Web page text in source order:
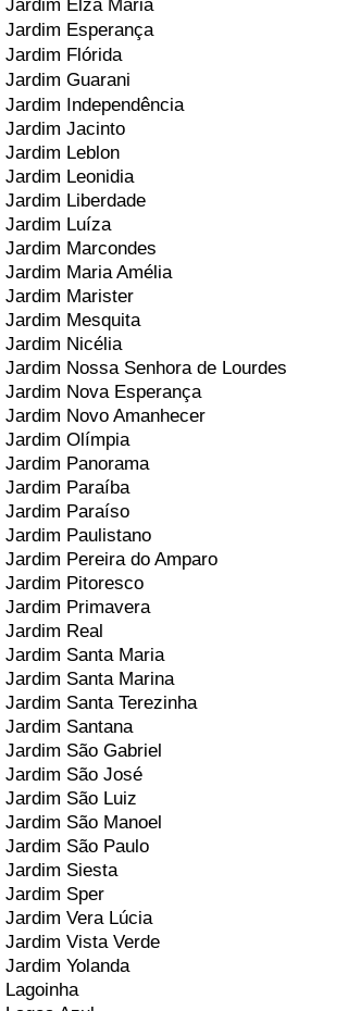
Jardim Elza Maria
Jardim Esperança
Jardim Flórida
Jardim Guarani
Jardim Independência
Jardim Jacinto
Jardim Leblon
Jardim Leonidia
Jardim Liberdade
Jardim Luíza
Jardim Marcondes
Jardim Maria Amélia
Jardim Marister
Jardim Mesquita
Jardim Nicélia
Jardim Nossa Senhora de Lourdes
Jardim Nova Esperança
Jardim Novo Amanhecer
Jardim Olímpia
Jardim Panorama
Jardim Paraíba
Jardim Paraíso
Jardim Paulistano
Jardim Pereira do Amparo
Jardim Pitoresco
Jardim Primavera
Jardim Real
Jardim Santa Maria
Jardim Santa Marina
Jardim Santa Terezinha
Jardim Santana
Jardim São Gabriel
Jardim São José
Jardim São Luiz
Jardim São Manoel
Jardim São Paulo
Jardim Siesta
Jardim Sper
Jardim Vera Lúcia
Jardim Vista Verde
Jardim Yolanda
Lagoinha